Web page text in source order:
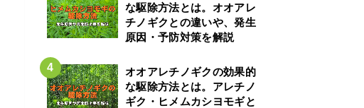
な駆除方法とは。オオアレ
チノギクとの違いや、発生
原因・予防対策を解説
オオアレチノギクの効果的
な駆除方法とは。アレチノ
ギク・ヒメムカシヨモギと